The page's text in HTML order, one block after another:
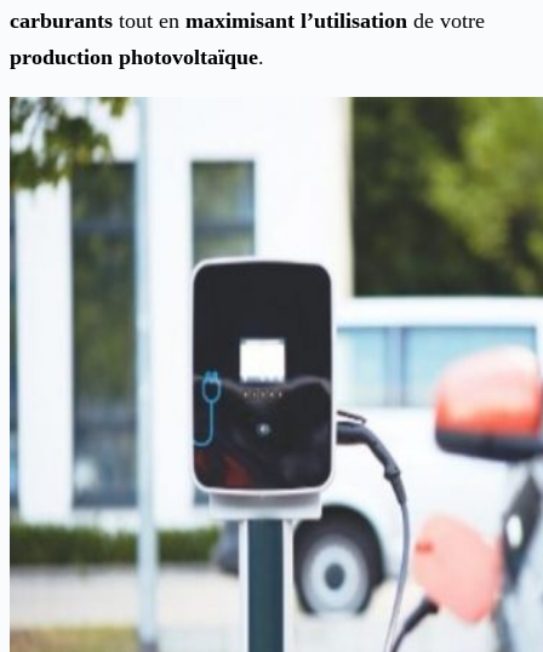
carburants tout en maximisant l’utilisation de votre
production photovoltaïque.